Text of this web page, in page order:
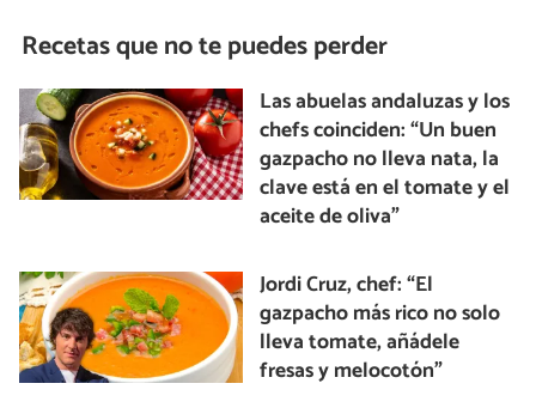
Recetas que no te puedes perder
Las abuelas andaluzas y los
chefs coinciden: “Un buen
gazpacho no lleva nata, la
clave está en el tomate y el
aceite de oliva”
Jordi Cruz, chef: “El
gazpacho más rico no solo
lleva tomate, añádele
fresas y melocotón”